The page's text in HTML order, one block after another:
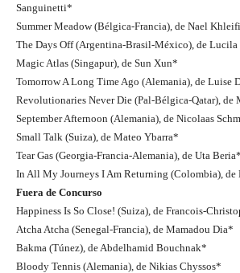
Sanguinetti*
Summer Meadow (Bélgica-Francia), de Nael
The Days Off (Argentina-Brasil-México), de
Magic Atlas (Singapur), de Sun Xun*
Tomorrow A Long Time Ago (Alemania), de Luise
Revolutionaries Never Die (Pal-Bélgica-Qatar), de
September Afternoon (Alemania), de Nicolaas
Small Talk (Suiza), de Mateo Ybarra*
Tear Gas (Georgia-Francia-Alemania), de Uta Beria*
In All My Journeys I Am Returning (Colombia), de
Fuera de Concurso
Happiness Is So Close! (Suiza), de Francois-
Atcha Atcha (Senegal-Francia), de Mamadou Dia*
Bakma (Túnez), de Abdelhamid Bouchnak*
Bloody Tennis (Alemania), de Nikias Chyssos*